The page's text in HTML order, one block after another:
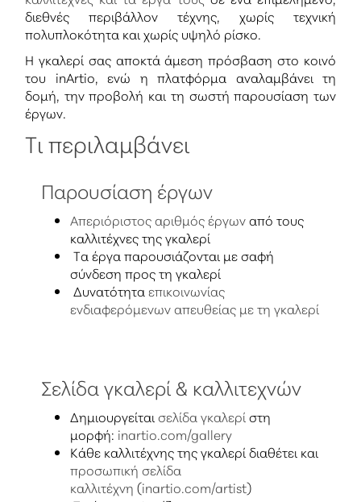
διεθνές περιβάλλον τέχνης, χωρίς τεχνική
πολυπλοκότητα και χωρίς υψηλό ρίσκο.
Η γκαλερί σας αποκτά άμεση πρόσβαση στο κοινό
του inArtio, ενώ η πλατφόρμα αναλαμβάνει τη
δομή, την προβολή και τη σωστή παρουσίαση των
έργων.
Τι περιλαμβάνει
Παρουσίαση έργων
Απεριόριστος αριθμός έργωναπό τους
καλλιτέχνες της γκαλερί
Τα έργα παρουσιάζονται με σαφή
σύνδεση προς τη γκαλερί
Δυνατότητα επικοινωνίας
ενδιαφερόμενων απευθείας με τη γκαλερί
Σελίδα γκαλερί & καλλιτεχνών
Δημιουργείται σελίδα γκαλερί στη
μορφή: inartio.com/gallery
Κάθε καλλιτέχνης της γκαλερί διαθέτει και
προσωπική σελίδα
καλλιτέχνη (inartio.com/artist)